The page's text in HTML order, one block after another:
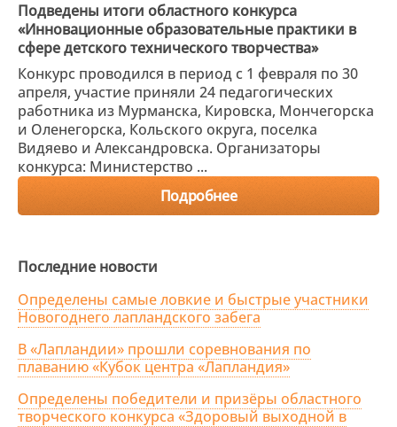
Подведены итоги областного конкурса
«Инновационные образовательные практики в
сфере детского технического творчества»
Конкурс проводился в период с 1 февраля по 30
апреля, участие приняли 24 педагогических
работника из Мурманска, Кировска, Мончегорска
и Оленегорска, Кольского округа, поселка
Видяево и Александровска. Организаторы
конкурса: Министерство ...
Подробнее
Последние новости
Определены самые ловкие и быстрые участники
Новогоднего лапландского забега
В «Лапландии» прошли соревнования по
плаванию «Кубок центра «Лапландия»
Определены победители и призёры областного
творческого конкурса «Здоровый выходной в